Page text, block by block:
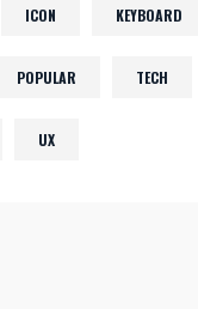
ICON KEYBOARD
POPULAR TECH
UX